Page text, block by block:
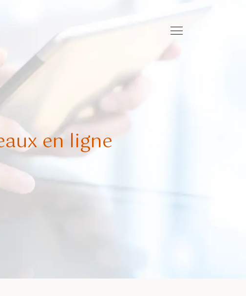
en ligne